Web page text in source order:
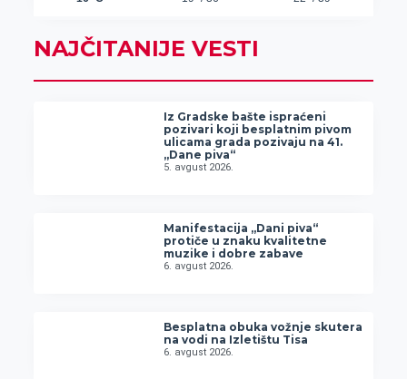
NAJČITANIJE VESTI
Iz Gradske bašte ispraćeni
pozivari koji besplatnim pivom
ulicama grada pozivaju na 41.
„Dane piva“
5. avgust 2026.
Manifestacija „Dani piva“
protiče u znaku kvalitetne
muzike i dobre zabave
6. avgust 2026.
Besplatna obuka vožnje skutera
na vodi na Izletištu Tisa
6. avgust 2026.